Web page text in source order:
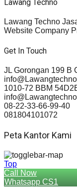
Lawang Techno
Lawang Techno
Website Company
Get In Touch
JL Gorongan 199 B
1010-72 BBM
08-22-33-66-99-40
081804101072
Peta Kantor Kami
Top
Call Now
Whatsapp CS1